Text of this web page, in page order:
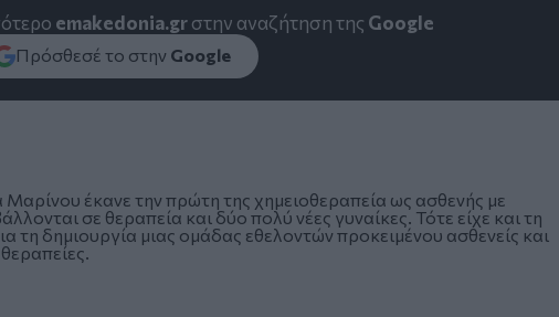
emakedonia.grστην αναζήτηση της Google
Πρόσθεσέ το στην Google
έκανε την πρώτη της χημειοθεραπεία ως ασθενής με
σε θεραπεία και δύο πολύ νέες γυναίκες. Τότε είχε και τη
τη δημιουργία μιας ομάδας εθελοντών προκειμένου ασθενείς και